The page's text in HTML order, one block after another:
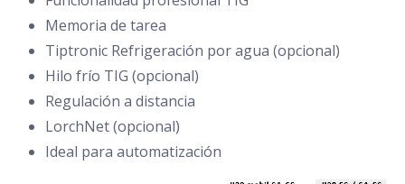
Memoria de tarea
Tiptronic Refrigeración por agua (opcional)
Hilo frío TIG (opcional)
Regulación a distancia
LorchNet (opcional)
Ideal para automatización